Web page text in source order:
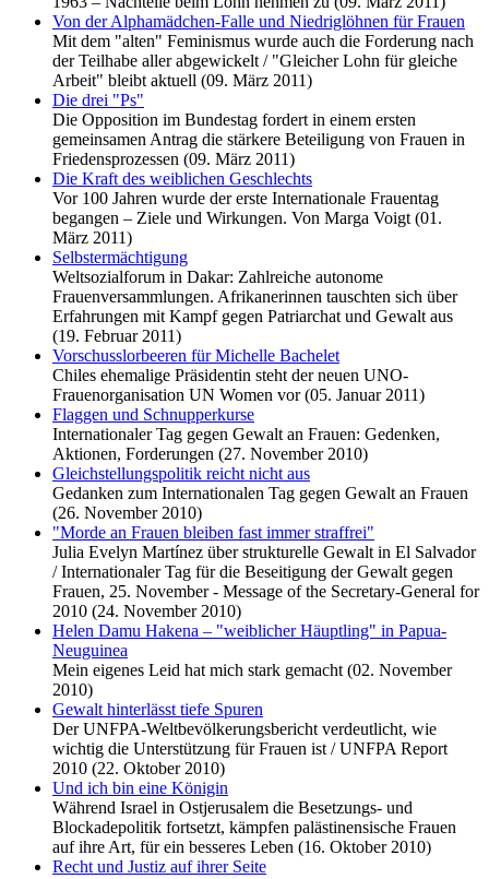
Von der Alphamädchen-Falle und Niedriglöhnen für Frauen
Mit dem "alten" Feminismus wurde auch die Forderung nach
der Teilhabe aller abgewickelt / "Gleicher Lohn für gleiche
Arbeit" bleibt aktuell (09. März 2011)
Die drei "Ps"
Die Opposition im Bundestag fordert in einem ersten
gemeinsamen Antrag die stärkere Beteiligung von Frauen in
Friedensprozessen (09. März 2011)
Die Kraft des weiblichen Geschlechts
Vor 100 Jahren wurde der erste Internationale Frauentag
begangen – Ziele und Wirkungen. Von Marga Voigt (01.
März 2011)
Selbstermächtigung
Weltsozialforum in Dakar: Zahlreiche autonome
Frauenversammlungen. Afrikanerinnen tauschten sich über
Erfahrungen mit Kampf gegen Patriarchat und Gewalt aus
(19. Februar 2011)
Vorschusslorbeeren für Michelle Bachelet
Chiles ehemalige Präsidentin steht der neuen UNO-
Frauenorganisation UN Women vor (05. Januar 2011)
Flaggen und Schnupperkurse
Internationaler Tag gegen Gewalt an Frauen: Gedenken,
Aktionen, Forderungen (27. November 2010)
Gleichstellungspolitik reicht nicht aus
Gedanken zum Internationalen Tag gegen Gewalt an Frauen
(26. November 2010)
"Morde an Frauen bleiben fast immer straffrei"
Julia Evelyn Martínez über strukturelle Gewalt in El Salvador
/ Internationaler Tag für die Beseitigung der Gewalt gegen
Frauen, 25. November - Message of the Secretary-General for
2010 (24. November 2010)
Helen Damu Hakena – "weiblicher Häuptling" in Papua-
Neuguinea
Mein eigenes Leid hat mich stark gemacht (02. November
2010)
Gewalt hinterlässt tiefe Spuren
Der UNFPA-Weltbevölkerungsbericht verdeutlicht, wie
wichtig die Unterstützung für Frauen ist / UNFPA Report
2010 (22. Oktober 2010)
Und ich bin eine Königin
Während Israel in Ostjerusalem die Besetzungs- und
Blockadepolitik fortsetzt, kämpfen palästinensische Frauen
auf ihre Art, für ein besseres Leben (16. Oktober 2010)
Recht und Justiz auf ihrer Seite